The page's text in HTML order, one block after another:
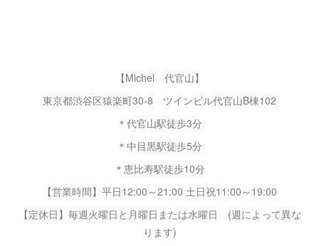
【Michel 代官山】
東京都渋谷区猿楽町30-8 ツインビル代官山B棟102
＊代官山駅徒歩3分
＊中目黒駅徒歩5分
＊恵比寿駅徒歩10分
【営業時間】平日12:00～21:00 土日祝11:00～19:00
【定休日】毎週火曜日と月曜日または水曜日 (週によって異な
ります)